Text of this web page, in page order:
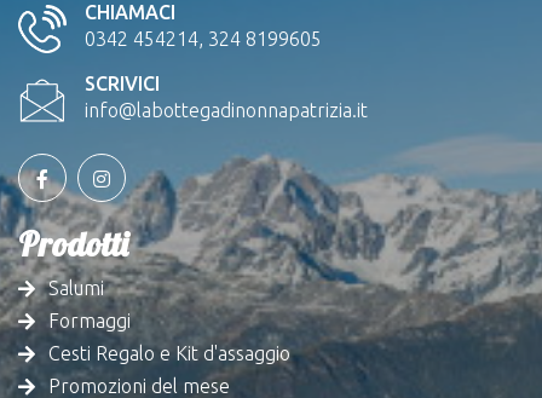
CHIAMACI
0342 454214, 324 8199605
SCRIVICI
info@labottegadinonnapatrizia.it
Prodotti
Salumi
Formaggi
Cesti Regalo e Kit d'assaggio
Promozioni del mese